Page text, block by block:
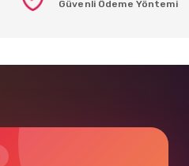
Güvenli Ödeme Yöntemi